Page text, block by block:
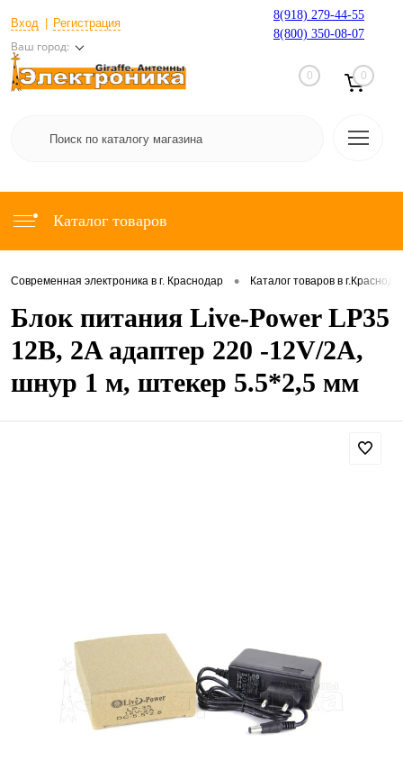
Вход Регистрация
Ваш город:
8(918) 279-44-55
8(800) 350-08-07
0 0
Каталог товаров
Современная электроника в г. Краснодар • Каталог товаров в
Блок питания Live-Power LP35
12В, 2A адаптер 220 -12V/2A,
шнур 1 м, штекер 5.5*2,5 мм